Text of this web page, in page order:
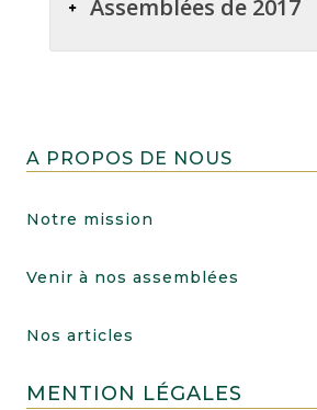
Assemblées de 2017
A PROPOS DE NOUS
Notre mission
Venir à nos assemblées
Nos articles
MENTION LÉGALES